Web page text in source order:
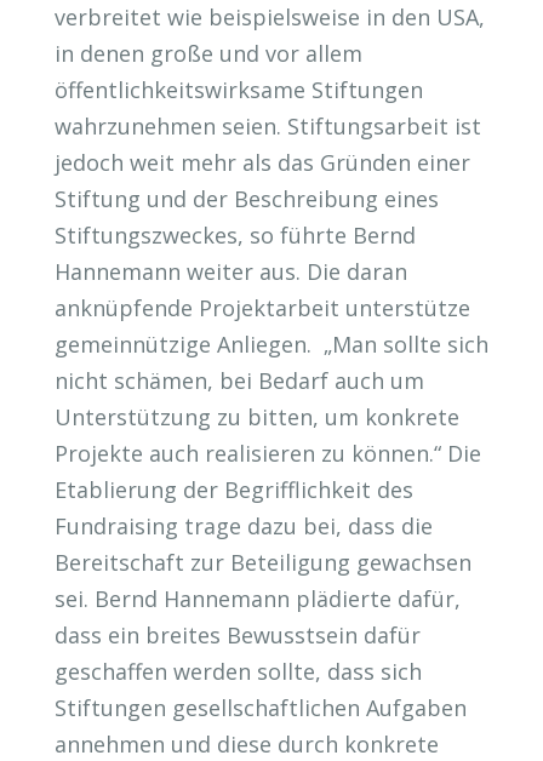
verbreitet wie beispielsweise in den USA,
in denen große und vor allem
öffentlichkeitswirksame Stiftungen
wahrzunehmen seien. Stiftungsarbeit ist
jedoch weit mehr als das Gründen einer
Stiftung und der Beschreibung eines
Stiftungszweckes, so führte Bernd
Hannemann weiter aus. Die daran
anknüpfende Projektarbeit unterstütze
gemeinnützige Anliegen. „Man sollte sich
nicht schämen, bei Bedarf auch um
Unterstützung zu bitten, um konkrete
Projekte auch realisieren zu können.“ Die
Etablierung der Begrifflichkeit des
Fundraising trage dazu bei, dass die
Bereitschaft zur Beteiligung gewachsen
sei. Bernd Hannemann plädierte dafür,
dass ein breites Bewusstsein dafür
geschaffen werden sollte, dass sich
Stiftungen gesellschaftlichen Aufgaben
annehmen und diese durch konkrete